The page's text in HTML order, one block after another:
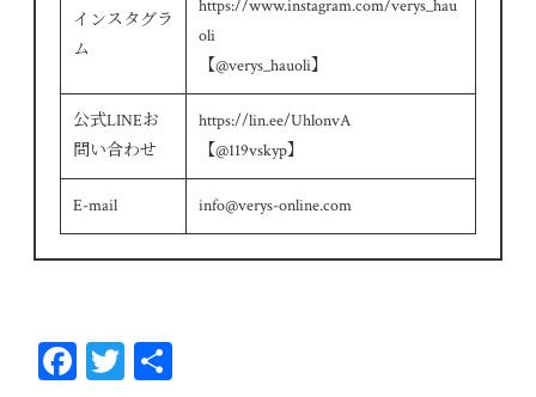
インスタグラ
ム
https://www.instagram.com/verys_hau
oli
【@verys_hauoli】
公式LINEお
問い合わせ
https://lin.ee/UhlonvA
【@119vskyp】
E-mail info@verys-online.com
Fa T